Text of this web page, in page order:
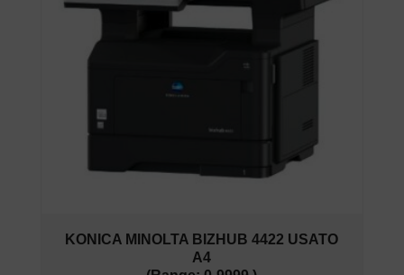
KONICA MINOLTA BIZHUB 4422 USATO
A4